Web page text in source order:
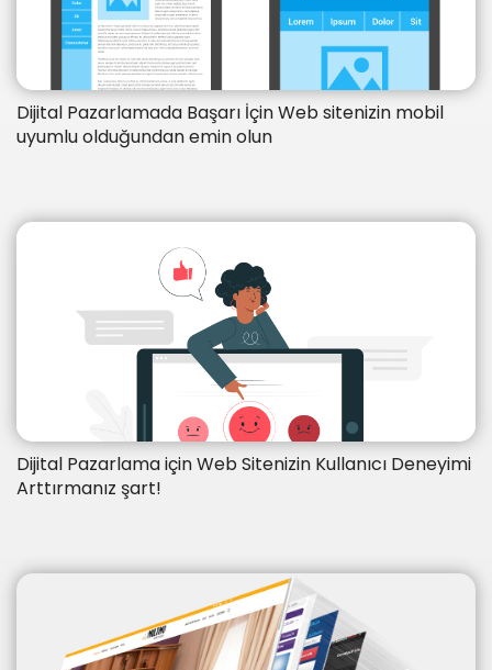
Dijital Pazarlamada Başarı İçin Web sitenizin mobil
uyumlu olduğundan emin olun
Dijital Pazarlama için Web Sitenizin Kullanıcı Deneyimi
Arttırmanız şart!